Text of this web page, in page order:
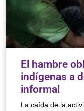
El hambre
indígenas a
informal
La caída de la